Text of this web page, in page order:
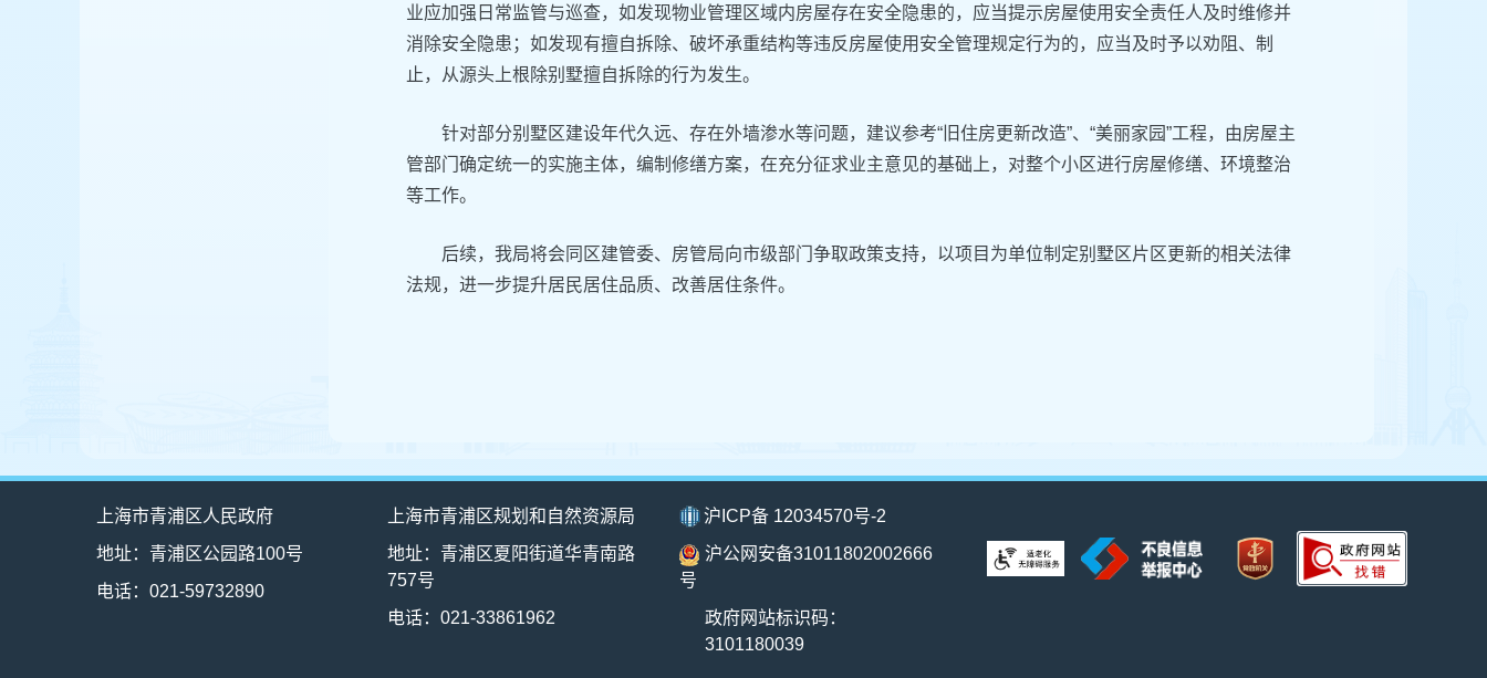
业应加强日常监管与巡查，如发现物业管理区域内房屋存在安全隐患的，应当提示房屋使用安全责任人及时维修并
消除安全隐患；如发现有擅自拆除、破坏承重结构等违反房屋使用安全管理规定行为的，应当及时予以劝阻、制
止，从源头上根除别墅擅自拆除的行为发生。
针对部分别墅区建设年代久远、存在外墙渗水等问题，建议参考“旧住房更新改造”、“美丽家园”工程，由房屋主
管部门确定统一的实施主体，编制修缮方案，在充分征求业主意见的基础上，对整个小区进行房屋修缮、环境整治
等工作。
后续，我局将会同区建管委、房管局向市级部门争取政策支持，以项目为单位制定别墅区片区更新的相关法律
法规，进一步提升居民居住品质、改善居住条件。
上海市青浦区人民政府
地址：青浦区公园路100号
电话：021-59732890
上海市青浦区规划和自然资源局
地址：青浦区夏阳街道华青南路
757号
电话：021-33861962
沪ICP备 12034570号-2
沪公网安备31011802002666
号
政府网站标识码：
3101180039